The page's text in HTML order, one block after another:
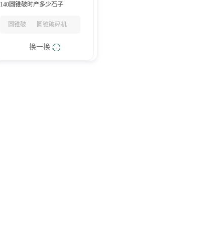
140圆锥破时产多少石子
圆锥破 圆锥破碎机
换一换